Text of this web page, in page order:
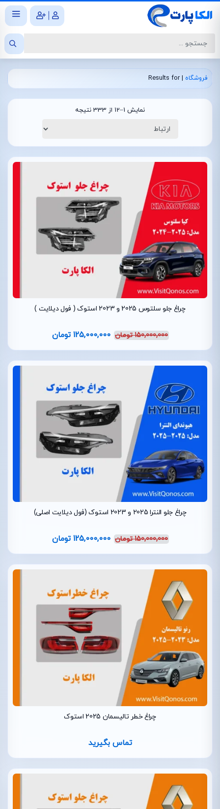
|
فروشگاه |
Results for
نمایش 1–12 از 333 نتیجه
چراغ جلو سلتوس 2025 و 2023 استوک ( فول دیلایت )
150,000,000 تومان 125,000,000 تومان
چراغ جلو النترا 2025 و 2023 استوک (فول دیلایت اصلی)
150,000,000 تومان 125,000,000 تومان
چراغ خطر تالیسمان 2025 استوک
تماس بگیرید